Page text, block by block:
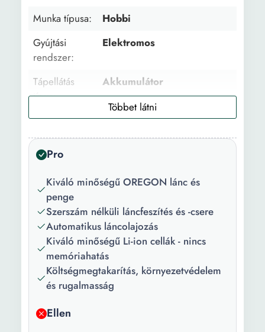
Munka típusa:
Hobbi
Gyújtási
rendszer:
Elektromos
Tápellátás
típus:
Akkumulátor
Csomag
tartalma:
1 x Akkumulátor 1 x Töltő 1
x Penge 1 x Lánc 1 x
Piros Fekete
Motor
teljesítménye:
Tápfeszültség:
18 V
Olajtartály
kapacitás:
200 ml
Pro
Kiváló minőségű OREGON lánc és
penge
Szerszám nélküli láncfeszítés és -csere
Automatikus láncolajozás
Kiváló minőségű Li-ion cellák - nincs
memóriahatás
Költségmegtakarítás, környezetvédelem
és rugalmasság
Ellen